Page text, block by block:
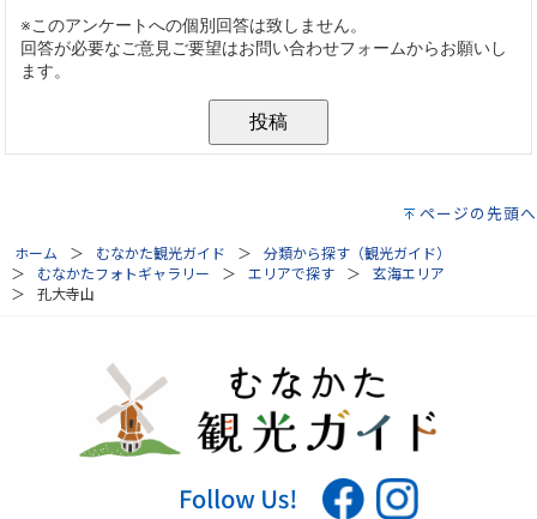
ページの先頭へ
ホーム むなかた観光ガイド
分類から探す（観光ガイド）
むなかたフォトギャラリー
エリアで探す
玄海エリア
孔大寺山